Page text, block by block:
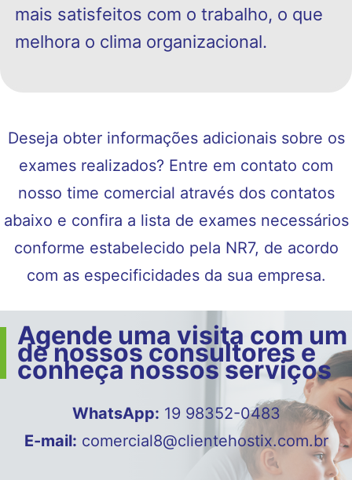
mais satisfeitos com o trabalho, o que
melhora o clima organizacional.
Deseja obter informações adicionais sobre os
exames realizados? Entre em contato com
nosso time comercial através dos contatos
abaixo e confira a lista de exames necessários
conforme estabelecido pela NR7, de acordo
com as especificidades da sua empresa.
Agende uma visita com um
de nossos consultores e
conheça nossos serviços
WhatsApp: 19 98352-0483
E-mail: comercial8@clientehostix.com.br